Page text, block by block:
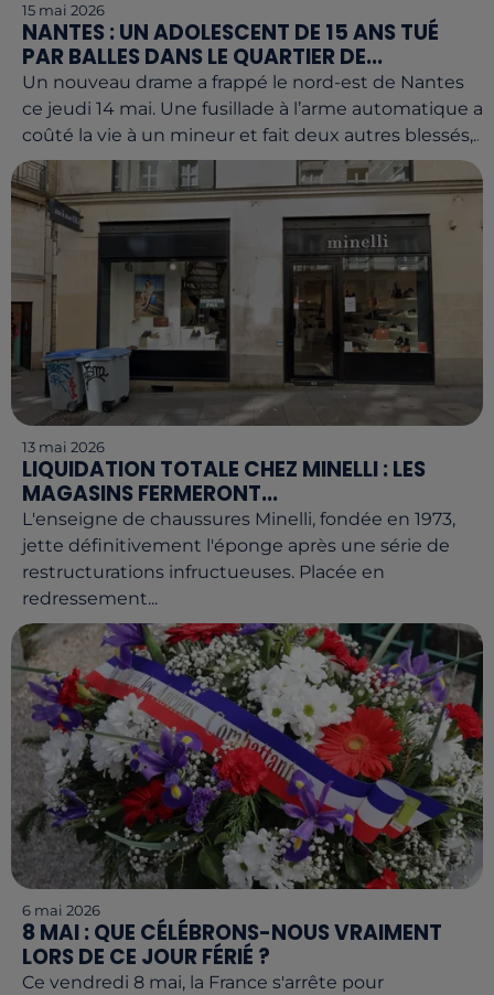
15 mai 2026
NANTES : UN ADOLESCENT DE 15 ANS TUÉ
PAR BALLES DANS LE QUARTIER DE...
Un nouveau drame a frappé le nord-est de Nantes
ce jeudi 14 mai. Une fusillade à l’arme automatique a
coûté la vie à un mineur et fait deux autres blessés,...
13 mai 2026
LIQUIDATION TOTALE CHEZ MINELLI : LES
MAGASINS FERMERONT...
L'enseigne de chaussures Minelli, fondée en 1973,
jette définitivement l'éponge après une série de
restructurations infructueuses. Placée en
redressement...
6 mai 2026
8 MAI : QUE CÉLÉBRONS-NOUS VRAIMENT
LORS DE CE JOUR FÉRIÉ ?
Ce vendredi 8 mai, la France s'arrête pour